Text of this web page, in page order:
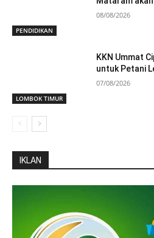
PENDIDIKAN
08/08/2026
LOMBOK TIMUR
KKN Ummat
untuk Petani
07/08/2026
IKLAN